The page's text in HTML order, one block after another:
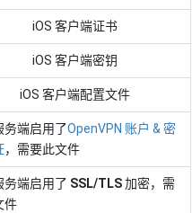
iOS 客户端证书
iOS 客户端密钥
iOS 客户端配置文件
务端启用了OpenVPN 账户 & 密
，需要此文件
务端启用了 SSL/TLS加密，需
件